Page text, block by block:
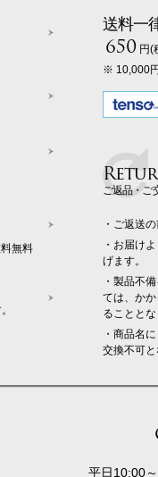
無料
送料一
650 円(
※ 10,000
ご返品・ご
・ご返送
・お届け
げます。
・製品不
ては、か
ることと
・商品名
交換不可と
平日10:00